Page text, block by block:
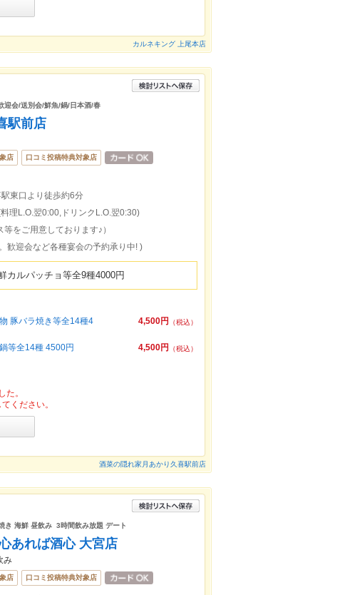
カルネキング 上尾本店
迎会/送別会/鮮魚/鍋/日本酒/春
駅前店
店 口コミ投稿特典対象店
東口より徒歩約6分
理L.O.翌0:00,ドリンクL.O.翌0:30)
をご用意しております♪）
歓迎会など各種宴会の予約承り中! )
ルパッチョ等全9種4000円
4,500円
（税込）
豚バラ焼き等全14種4
4,500円
（税込）
等全14種 4500円
た。
ください。
酒菜の隠れ家月あかり久喜駅前店
き 海鮮 昼飲み 3時間飲み放題 デート
あれば酒心 大宮店
み
店 口コミ投稿特典対象店